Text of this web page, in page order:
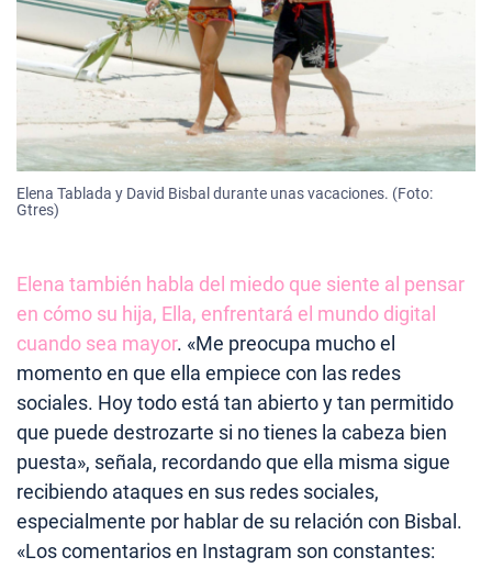
Elena Tablada y David Bisbal durante unas vacaciones. (Foto:
Gtres)
Elena también habla del miedo que siente al pensar
en cómo su hija, Ella, enfrentará el mundo digital
cuando sea mayor. «Me preocupa mucho el
momento en que ella empiece con las redes
sociales. Hoy todo está tan abierto y tan permitido
que puede destrozarte si no tienes la cabeza bien
puesta», señala, recordando que ella misma sigue
recibiendo ataques en sus redes sociales,
especialmente por hablar de su relación con Bisbal.
«Los comentarios en Instagram son constantes: